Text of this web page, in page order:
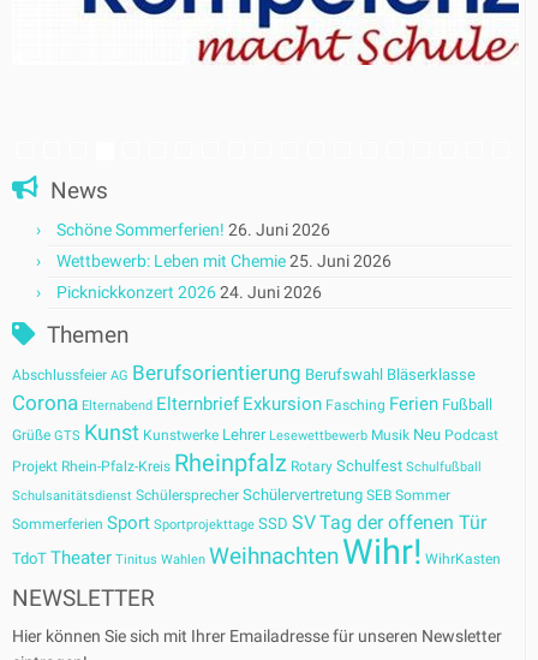
News
Schöne Sommerferien! 26. Juni 2026
Wettbewerb: Leben mit Chemie25. Juni 2026
Picknickkonzert 202624. Juni 2026
Themen
Abschlussfeier AG Berufsorientierung Berufswahl Bläserklasse
Corona Elternabend Elternbrief Exkursion Fasching Ferien Fußball
Grüße GTS Kunst Kunstwerke Lehrer Lesewettbewerb Musik Neu Podcast
Projekt Rhein-Pfalz-Kreis Rheinpfalz Rotary Schulfest Schulfußball
Schulsanitätsdienst Schülersprecher Schülervertretung SEB Sommer
Sommerferien Sport Sportprojekttage SSD SVTag der offenen Tür
TdoT Theater Tinitus Wahlen WeihnachtenWihr! WihrKasten
NEWSLETTER
Hier können Sie sich mit Ihrer Emailadresse für unseren Newsletter